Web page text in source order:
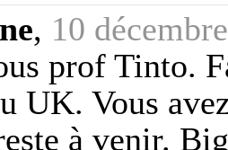
, 10
prof Tinto.
UK. Vous
à venir.